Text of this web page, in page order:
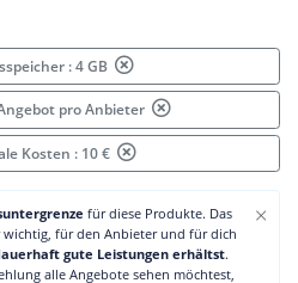
: 4 GB
pro Anbieter
Kosten : 10 €
×
für diese Produkte. Das
wichtig, für den Anbieter und für dich
gute Leistungen erhältst.
alle Angebote sehen möchtest,